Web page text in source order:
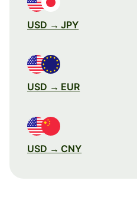
USD → JPY
USD → EUR
USD → CNY